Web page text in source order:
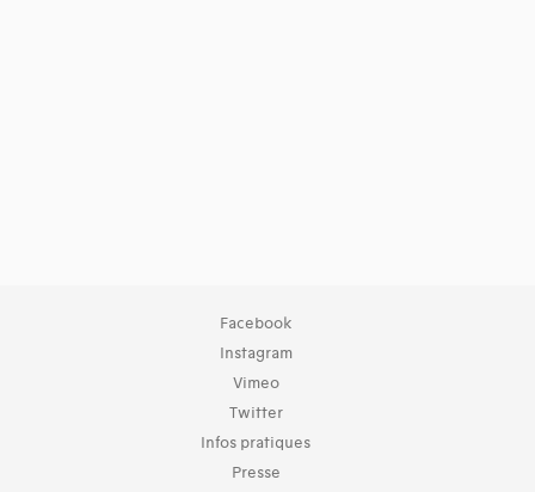
Facebook
Instagram
Vimeo
Twitter
Infos pratiques
Presse